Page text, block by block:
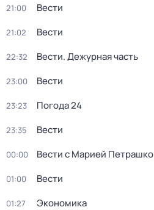
21:00 Вести
21:02 Вести
22:32 Вести. Дежурная часть
23:00 Вести
23:23 Погода 24
23:35 Вести
00:00 Вести с Марией Петрашко
01:00 Вести
01:27 Экономика